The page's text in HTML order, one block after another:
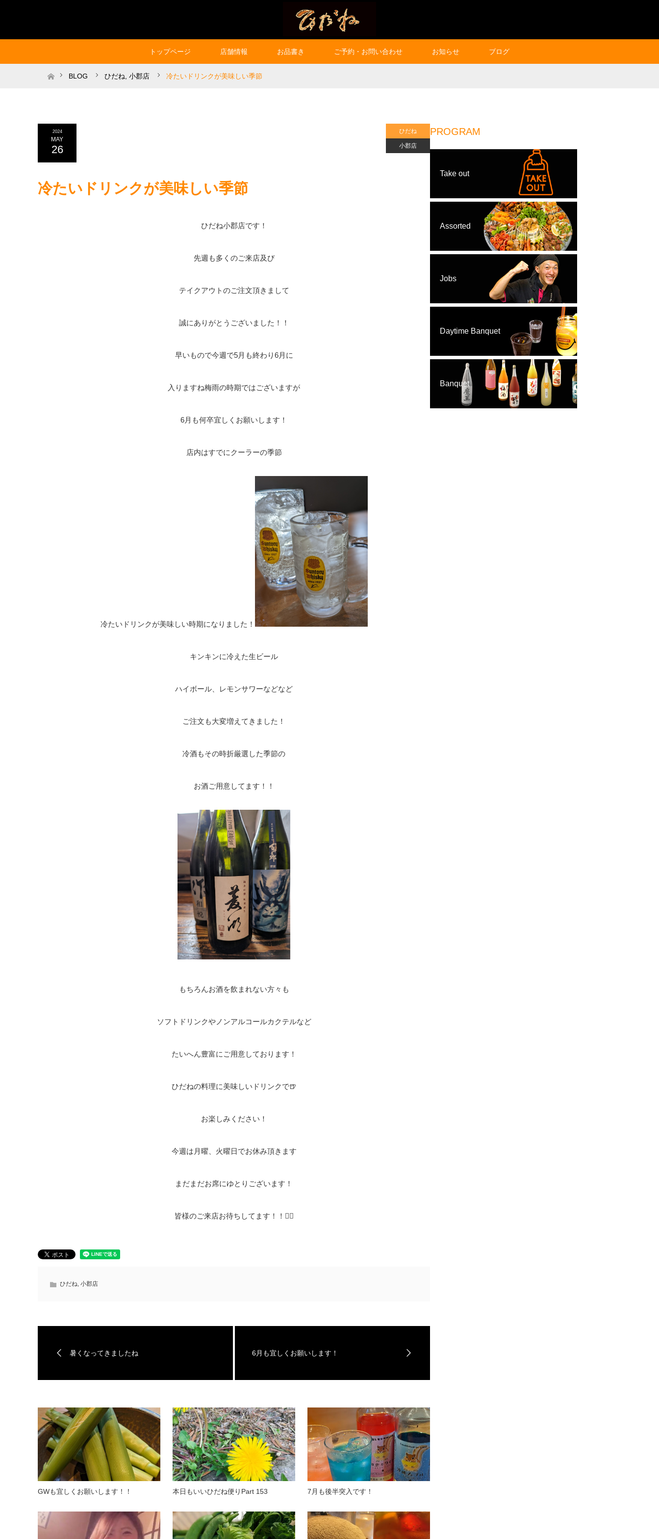
トップページ 店舗情報 お品書き ご予約・お問い合わせ お知らせ ブログ
ホームBLOG ひだね 小郡店 冷たいドリンクが美味しい季節
2024
MAY
26
ひだね
小郡店
冷たいドリンクが美味しい季節
ひだね小郡店です！
先週も多くのご来店及び
テイクアウトのご注文頂きまして
誠にありがとうございました！！
早いもので今週で5月も終わり6月に
入りますね梅雨の時期ではございますが
6月も何卒宜しくお願いします！
店内はすでにクーラーの季節
冷たいドリンクが美味しい時期になりました！
キンキンに冷えた生ビール
ハイボール、レモンサワーなどなど
ご注文も大変増えてきました！
冷酒もその時折厳選した季節の
お酒ご用意してます！！
もちろんお酒を飲まれない方々も
ソフトドリンクやノンアルコールカクテルなど
たいへん豊富にご用意しております！
ひだねの料理に美味しいドリンクで🍺
お楽しみください！
今週は月曜、火曜日でお休み頂きます
まだまだお席にゆとりございます！
皆様のご来店お待ちしてます！！🙇‍♂
ひだね, 小郡店
暑くなってきましたね 6月も宜しくお願いします！
GWも宜しくお願いします！！ 本日もいいひだね便りPart 153 7月も後半突入です！
PROGRAM
Take out
Assorted
Jobs
Daytime Banquet
Banquet